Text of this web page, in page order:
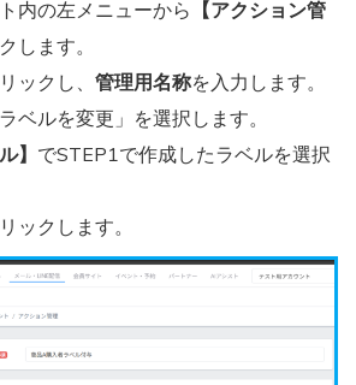
内の左メニューから 【アクション管
します。
ックし、 管理用名称を入力します。
ベルを変更」を選択します。
】 でSTEP1で作成したラベルを選択
ックします。